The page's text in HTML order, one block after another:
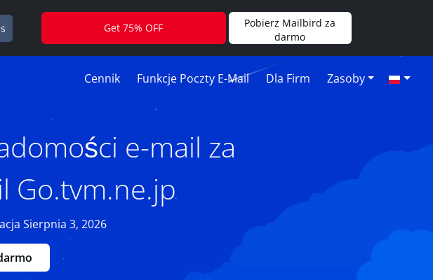
Cennik Funkcje Poczty E-Mail Dla Firm Zasoby
e-mail za
Go.tvm.ne.jp
Sierpnia 3, 2026
Get 75% OFF
Pobierz Mailbird za
darmo